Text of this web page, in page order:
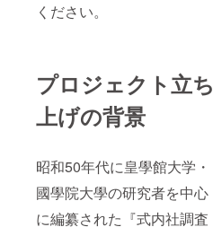
ください。
プロジェクト立ち
上げの背景
昭和50年代に皇學館大学・
國學院大學の研究者を中心
に編纂された『式内社調査